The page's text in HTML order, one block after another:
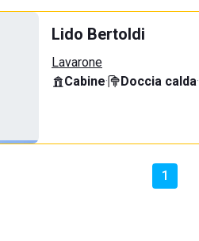
Lido Bertoldi
Lavarone
Cabine· Doccia calda·
1